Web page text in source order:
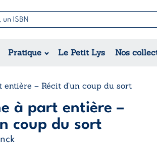
Pratique Le Petit Lys Nos
Jeunesse
Théâtre
entière – Récit d’un coup du sort
à part entière –
coup du sort